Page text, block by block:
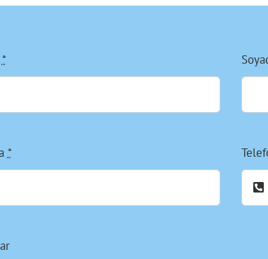
*
*